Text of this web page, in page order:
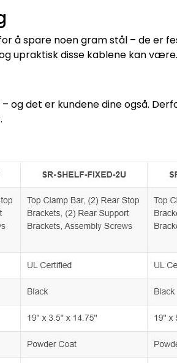
å spare noen gram stål – de er
upraktisk disse kablene kan være.
og det er kundene dine også.